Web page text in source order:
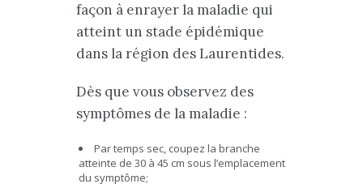
façon à enrayer la maladie qui
atteint un stade épidémique
dans la région des Laurentides.
Dès que vous observez des
symptômes de la maladie :
Par temps sec, coupez la branche
atteinte de 30 à 45 cm sous l’emplacement
du symptôme;